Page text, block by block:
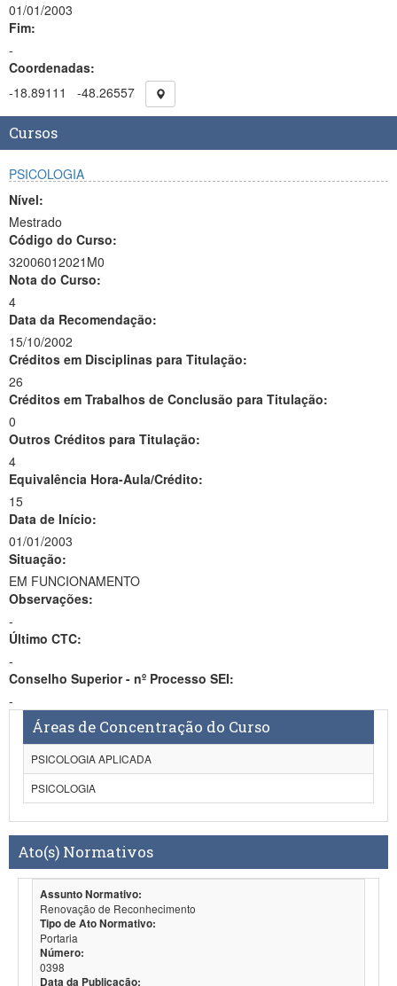
01/01/2003
Fim:
-
Coordenadas:
-18.89111
-48.26557
Cursos
PSICOLOGIA
Nível:
Mestrado
Código do Curso:
32006012021M0
Nota do Curso:
4
Data da Recomendação:
15/10/2002
Créditos em Disciplinas para Titulação:
26
Créditos em Trabalhos de Conclusão para Titulação:
0
Outros Créditos para Titulação:
4
Equivalência Hora-Aula/Crédito:
15
Data de Início:
01/01/2003
Situação:
EM FUNCIONAMENTO
Observações:
-
Último CTC:
-
Conselho Superior - nº Processo SEI:
-
Áreas de Concentração do Curso
PSICOLOGIA APLICADA
PSICOLOGIA
Ato(s) Normativos
Assunto Normativo:
Renovação de Reconhecimento
Tipo de Ato Normativo:
Portaria
Número:
0398
Data da Publicação: